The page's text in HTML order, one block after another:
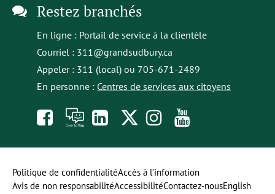
Restez branchés
En ligne : Portail de service à la clientèle
Courriel : 311@grandsudbury.ca
Appeler : 311 (local) ou 705-671-2489
En personne : Centres de services aux citoyens
Like
us
on
À
toi
la
opens
in
a
Follow
us
on
Follow
us
on
to
our
Politique de confidentialitéAccès à l’information
Avis de non responsabilitéAccessibilitéContactez-nousEnglish